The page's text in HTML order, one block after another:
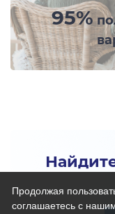
Продолжая
соглашаетесь с
95%